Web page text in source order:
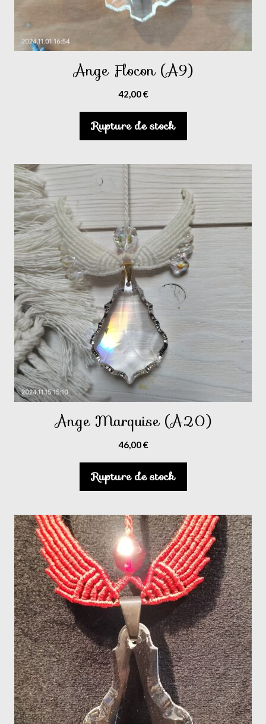
Ange Flocon (A9)
42,00€
Rupture de stock
Ange Marquise (A20)
46,00€
Rupture de stock